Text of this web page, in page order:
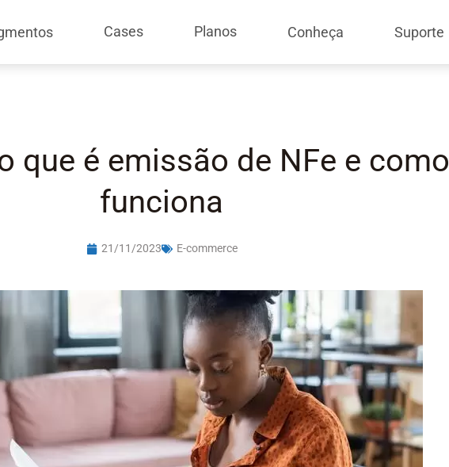
Cases Planos Conheça Suporte
que é emissão de NFe e como
funciona
21/11/2023 E-commerce